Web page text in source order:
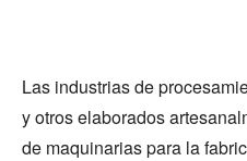
Las industrias de
y otros elaborados
de maquinarias para la